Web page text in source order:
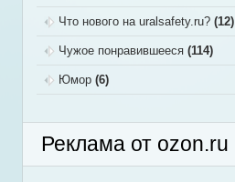
Что нового на uralsafety.ru? (12)
Чужое понравившееся (114)
Юмор (6)
Реклама от ozon.ru